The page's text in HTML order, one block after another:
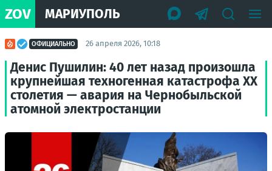
ZOV МАРИУПОЛЬ
ОФИЦИАЛЬНО 26 апреля 2026, 10:18
Денис Пушилин: 40 лет назад произошла
крупнейшая техногенная катастрофа ХХ
столетия — авария на Чернобыльской
атомной электростанции